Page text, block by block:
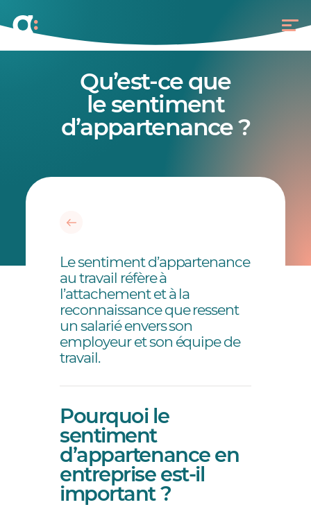
Qu’est-ce que
le sentiment
d’appartenance ?
Le sentiment d’appartenance
au travail réfère à
l’attachement et à la
reconnaissance que ressent
un salarié envers son
employeur et son équipe de
travail.
Pourquoi le
sentiment
d’appartenance en
entreprise est-il
important ?